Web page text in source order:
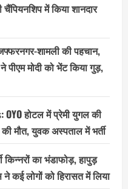
में किया शानदार
शामली की पहचान,
पीएम मोदी को भेंट किया गुड़,
OYO होटल में प्रेमी युगल की
मौत, युवक अस्पताल में भर्ती
किन्नरों का भंडाफोड़, हापुड़
ने कई लोगों को हिरासत में लिया